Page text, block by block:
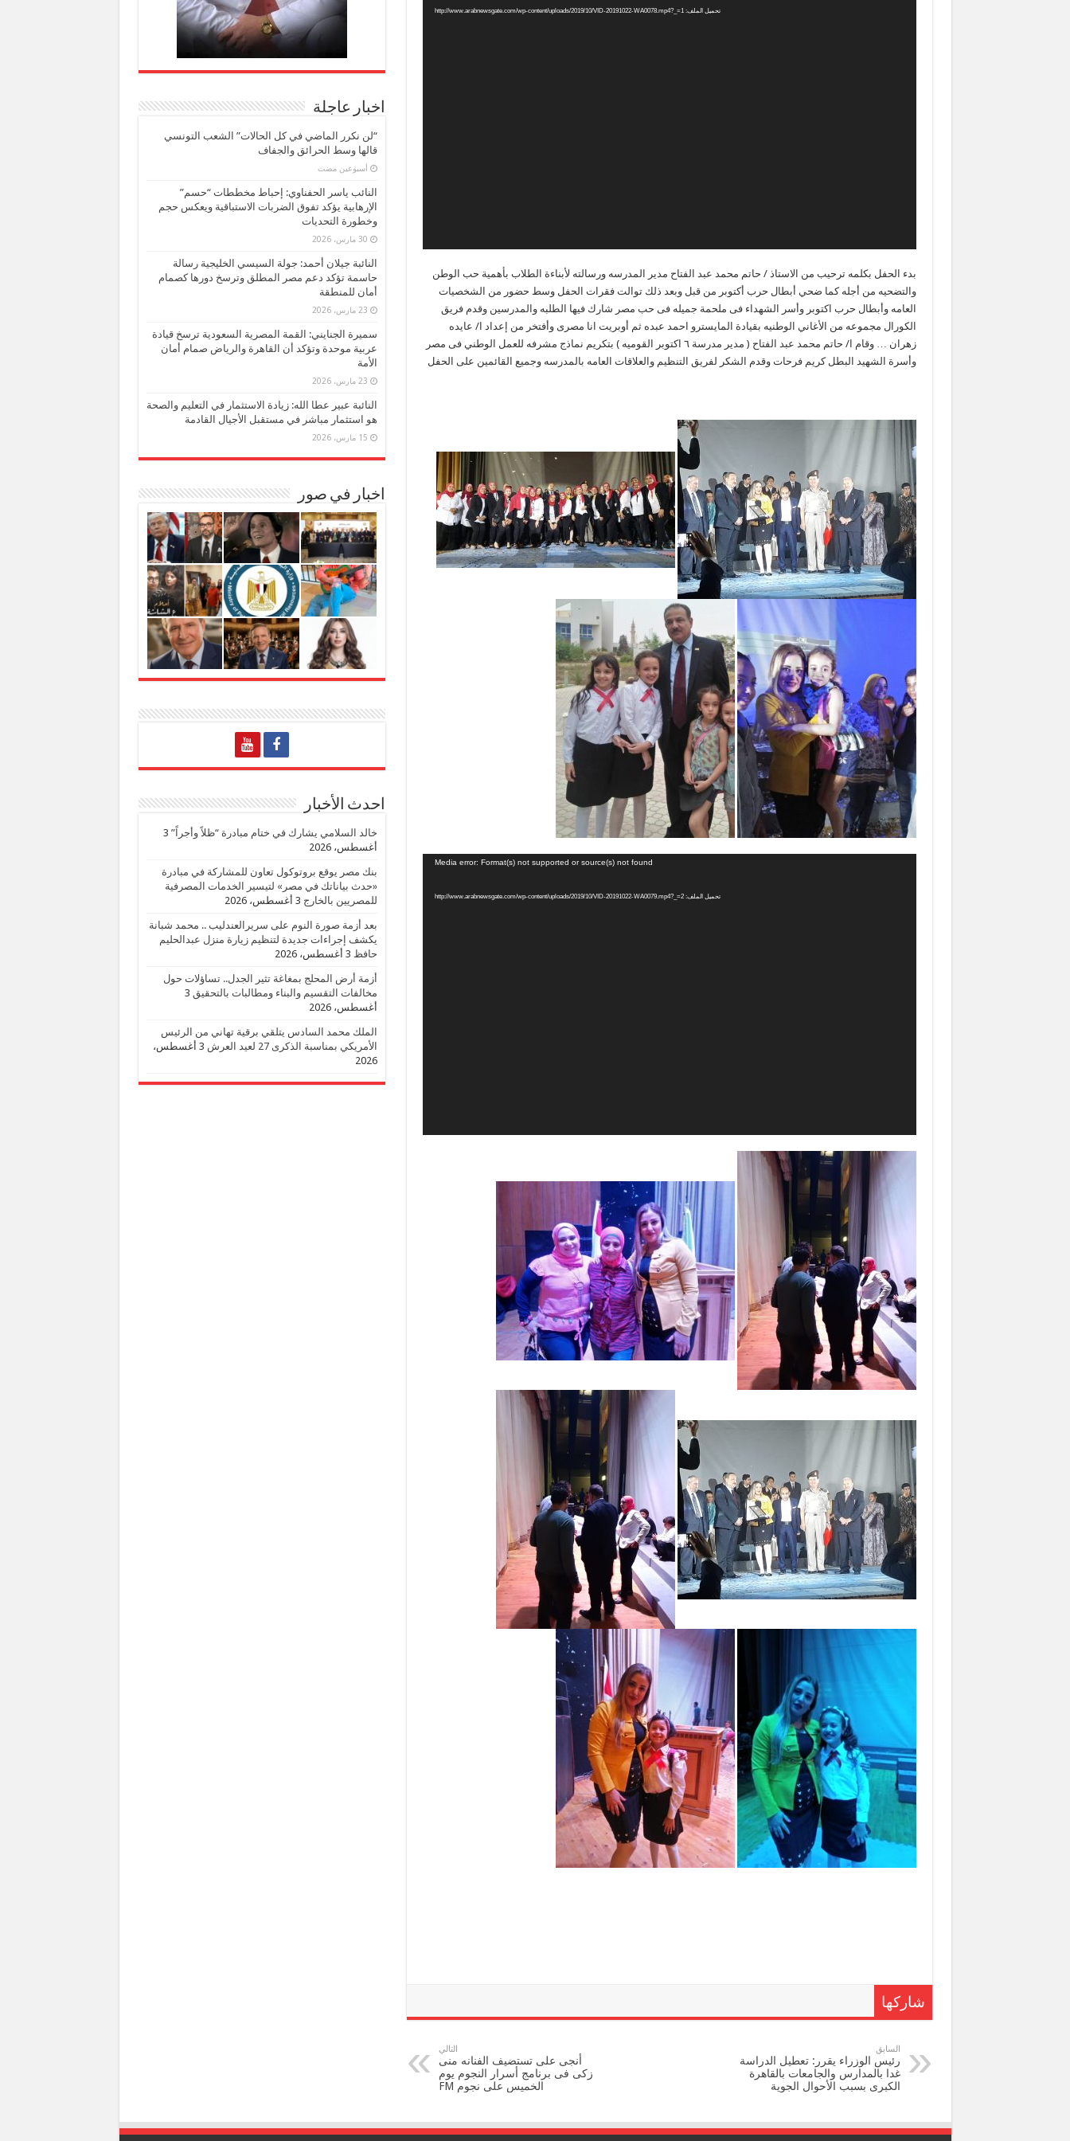
تحميل الملف: http://www.arabnewsgate.com/wp-content/uploads/2019/10/VID-20191022-WA0078.mp4?_=1
بدء الحفل بكلمه ترحيب من الاستاذ / حاتم محمد عبد الفتاح مدير المدرسه ورسالته لأبناءة الطلاب بأهمية حب الوطن
والتضحيه من أجله كما ضحي أبطال حرب أكتوبر من قبل وبعد ذلك توالت فقرات الحفل وسط حضور من الشخصيات
العامه وأبطال حرب اكتوبر وأسر الشهداء فى ملحمة جميله فى حب مصر شارك فيها الطلبه والمدرسين وقدم فريق
الكورال مجموعه من الأغاني الوطنيه بقيادة المايسترو احمد عبده ثم أوبريت انا مصرى وأفتخر من إعداد ا/ عايده
زهران … وقام ا/ حاتم محمد عبد الفتاح ( مدير مدرسة ٦ اكتوبر القوميه ) بتكريم نماذج مشرفه للعمل الوطني فى مصر
وأسرة الشهيد البطل كريم فرحات وقدم الشكر لفريق التنظيم والعلاقات العامه بالمدرسه وجميع القائمين على الحفل
Media error: Format(s) not supported or source(s) not found
تحميل الملف: http://www.arabnewsgate.com/wp-content/uploads/2019/10/VID-20191022-WA0079.mp4?_=2
شاركها
السابق
رئيس الوزراء يقرر: تعطيل الدراسة
غدا بالمدارس والجامعات بالقاهرة
الكبرى بسبب الأحوال الجوية
التالي
أنجى على تستضيف الفنانه منى
زكى فى برنامج أسرار النجوم يوم
الخميس على نجوم FM
اخبار عاجلة
“لن نكرر الماضي في كل الحالات” الشعب التونسي
قالها وسط الحرائق والجفاف
‏أسبوعين مضت
النائب ياسر الحفناوي: إحباط مخططات “حسم”
الإرهابية يؤكد تفوق الضربات الاستباقية ويعكس حجم
وخطورة التحديات
30 مارس، 2026
النائبة جيلان أحمد: جولة السيسي الخليجية رسالة
حاسمة تؤكد دعم مصر المطلق وترسخ دورها كصمام
أمان للمنطقة
23 مارس، 2026
سميرة الجنايني: القمة المصرية السعودية ترسخ قيادة
عربية موحدة وتؤكد أن القاهرة والرياض صمام أمان
الأمة
23 مارس، 2026
النائبة عبير عطا الله: زيادة الاستثمار في التعليم والصحة
هو استثمار مباشر في مستقبل الأجيال القادمة
15 مارس، 2026
اخبار في صور
احدث الأخبار
خالد السلامي يشارك في ختام مبادرة “ظلاً وأجراً” 3
أغسطس، 2026
بنك مصر يوقع بروتوكول تعاون للمشاركة في مبادرة
«حدث بياناتك في مصر» لتيسير الخدمات المصرفية
للمصريين بالخارج 3 أغسطس، 2026
بعد أزمة صورة النوم على سريرالعندليب .. محمد شبانة
يكشف إجراءات جديدة لتنظيم زيارة منزل عبدالحليم
حافظ 3 أغسطس، 2026
أزمة أرض المحلج بمغاغة تثير الجدل.. تساؤلات حول
مخالفات التقسيم والبناء ومطالبات بالتحقيق 3
أغسطس، 2026
الملك محمد السادس يتلقي برقية تهاني من الرئيس
الأمريكي بمناسبة الذكرى 27 لعيد العرش
3 أغسطس،
2026